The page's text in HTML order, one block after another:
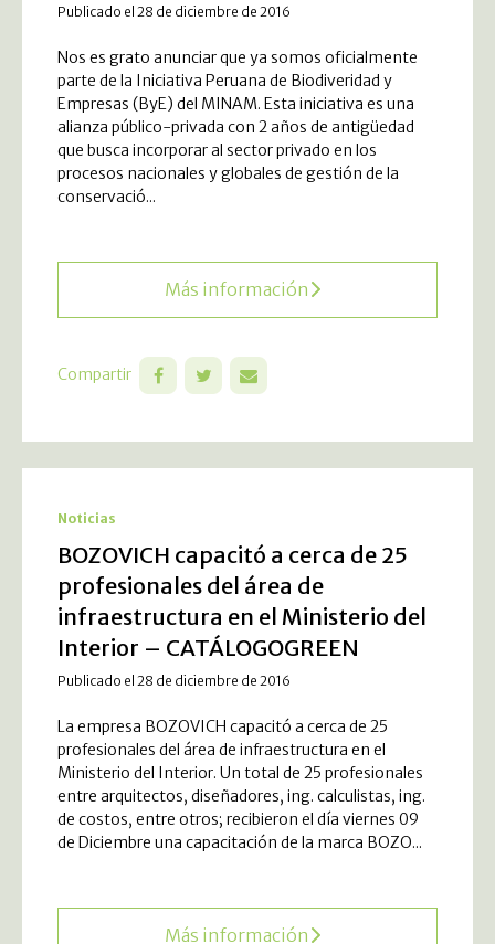
Publicado el 28 de diciembre de 2016
Nos es grato anunciar que ya somos oficialmente
parte de la Iniciativa Peruana de Biodiveridad y
Empresas (ByE) del MINAM. Esta iniciativa es una
alianza público-privada con 2 años de antigüedad
que busca incorporar al sector privado en los
procesos nacionales y globales de gestión de la
conservació...
Más información
Compartir
Noticias
BOZOVICH capacitó a cerca de 25
profesionales del área de
infraestructura en el Ministerio del
Interior – CATÁLOGOGREEN
Publicado el 28 de diciembre de 2016
La empresa BOZOVICH capacitó a cerca de 25
profesionales del área de infraestructura en el
Ministerio del Interior. Un total de 25 profesionales
entre arquitectos, diseñadores, ing. calculistas, ing.
de costos, entre otros; recibieron el día viernes 09
de Diciembre una capacitación de la marca BOZO...
Más información